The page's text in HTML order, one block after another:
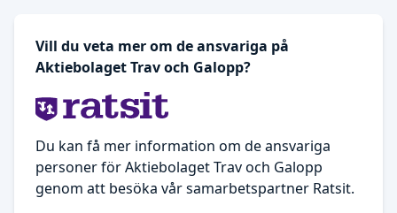
Vill du veta mer om de ansvariga på
Aktiebolaget Trav och Galopp?
Du kan få mer information om de ansvariga
personer för Aktiebolaget Trav och Galopp
genom att besöka vår samarbetspartner Ratsit.